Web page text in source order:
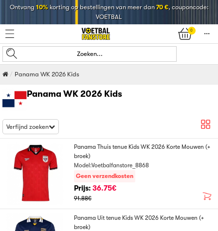
Ontvang 10%korting op bestellingen van meer dan70 €, couponcode:
VOETBAL
0
󰄒
Zoeken...
Panama WK 2026 Kids
Panama WK 2026 Kids
Verfijnd zoeken
Panama Thuis tenue Kids WK 2026 Korte Mouwen (+
broek)
Model:Voetbalfanstore_8868
Geen verzendkosten
Prijs: 36.75€
91.88€
Panama Uit tenue Kids WK 2026 Korte Mouwen (+
broek)